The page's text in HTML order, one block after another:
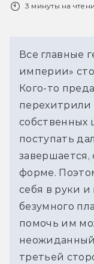
3 минуты на
Все главные
империи»
Кого-то
перехитрили
собственных
поступать
форме.
себя в руки
безумного
помочь им
третьей